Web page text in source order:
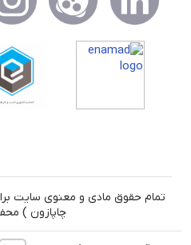
تمام حقوق مادی و معنوی سایت
چاپازون )